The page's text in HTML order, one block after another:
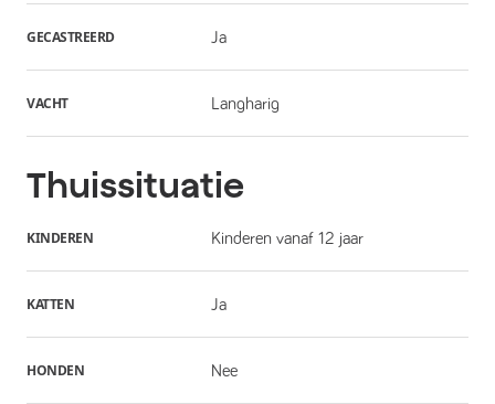
GECASTREERD Ja
VACHT Langharig
Thuissituatie
KINDEREN Kinderen vanaf 12 jaar
KATTEN Ja
HONDEN Nee